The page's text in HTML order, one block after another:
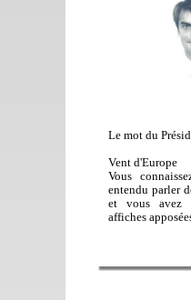
Le mot du
Vent d'Europe
Vous
entendu parler
et vous avez
affiches